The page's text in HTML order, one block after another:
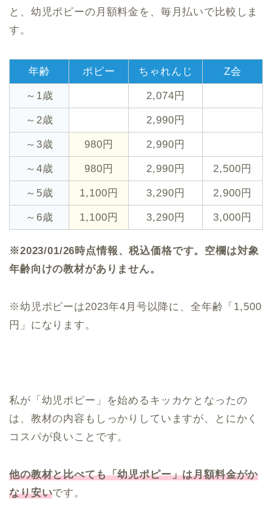
と、幼児ポピーの月額料金を、毎月払いで比較しま
す。
年齢 ポピー ちゃれんじ Z会
～1歳 2,074円
～2歳 2,990円
～3歳 980円 2,990円
～4歳 980円 2,990円 2,500円
～5歳 1,100円 3,290円 2,900円
～6歳 1,100円 3,290円 3,000円
※2023/01/26時点情報、税込価格です。空欄は対象
年齢向けの教材がありません。
※幼児ポピーは2023年4月号以降に、全年齢「1,500
円」になります。
私が「幼児ポピー」を始めるキッカケとなったの
は、教材の内容もしっかりしていますが、とにかく
コスパが良いことです。
他の教材と比べても「幼児ポピー」は月額料金がか
なり安いです。